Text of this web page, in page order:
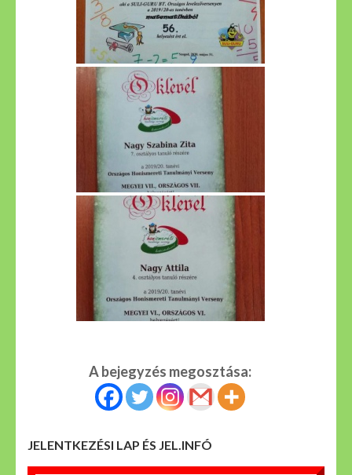
A bejegyzés megosztása:
JELENTKEZÉSI LAP ÉS JEL.INFÓ